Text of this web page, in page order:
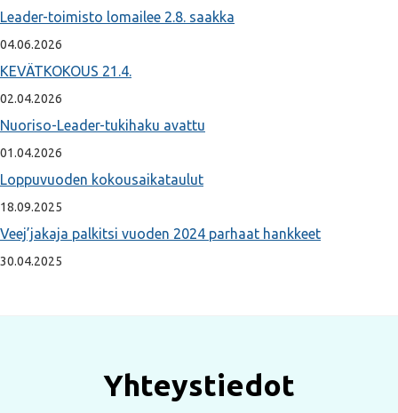
Leader-toimisto lomailee 2.8. saakka
04.06.2026
KEVÄTKOKOUS 21.4.
02.04.2026
Nuoriso-Leader-tukihaku avattu
01.04.2026
Loppuvuoden kokousaikataulut
18.09.2025
Veej’jakaja palkitsi vuoden 2024 parhaat hankkeet
30.04.2025
Yhteystiedot